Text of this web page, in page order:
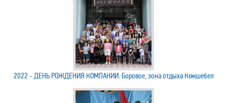
2022 - ДЕНЬ РОЖДЕНИЯ КОМПАНИИ. Боровое, зона отдыха Көкшебел